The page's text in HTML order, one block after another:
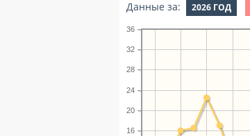
Данные за: 2026 ГОД
16
20
24
28
32
36